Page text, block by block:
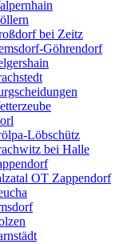
bei Zeitz
Göhrendorf
Löbschütz
bei Halle
OT Zappendorf